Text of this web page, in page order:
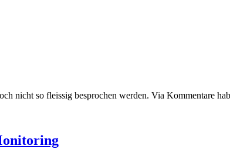
nicht so fleissig besprochen werden. Via Kommentare